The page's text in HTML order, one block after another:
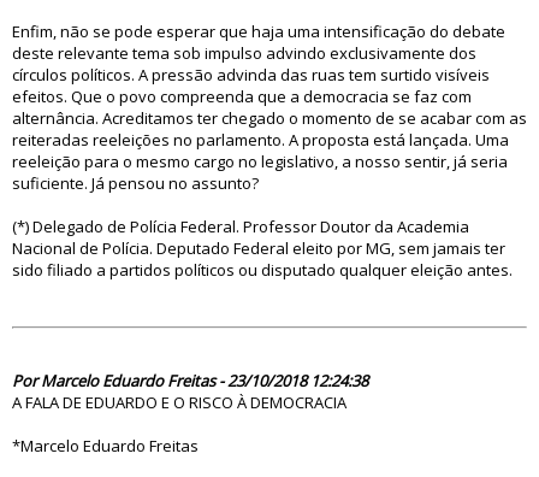
Enfim, não se pode esperar que haja uma intensificação do debate
deste relevante tema sob impulso advindo exclusivamente dos
círculos políticos. A pressão advinda das ruas tem surtido visíveis
efeitos. Que o povo compreenda que a democracia se faz com
alternância. Acreditamos ter chegado o momento de se acabar com as
reiteradas reeleições no parlamento. A proposta está lançada. Uma
reeleição para o mesmo cargo no legislativo, a nosso sentir, já seria
suficiente. Já pensou no assunto?
(*) Delegado de Polícia Federal. Professor Doutor da Academia
Nacional de Polícia. Deputado Federal eleito por MG, sem jamais ter
sido filiado a partidos políticos ou disputado qualquer eleição antes.
Por Marcelo Eduardo Freitas - 23/10/2018 12:24:38
A FALA DE EDUARDO E O RISCO À DEMOCRACIA
*Marcelo Eduardo Freitas